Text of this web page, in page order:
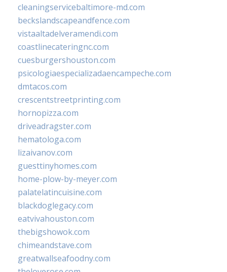
cleaningservicebaltimore-md.com
beckslandscapeandfence.com
vistaaltadelveramendi.com
coastlinecateringnc.com
cuesburgershouston.com
psicologiaespecializadaencampeche.com
dmtacos.com
crescentstreetprinting.com
hornopizza.com
driveadragster.com
hematologa.com
lizaivanov.com
guesttinyhomes.com
home-plow-by-meyer.com
palatelatincuisine.com
blackdoglegacy.com
eatvivahouston.com
thebigshowok.com
chimeandstave.com
greatwallseafoodny.com